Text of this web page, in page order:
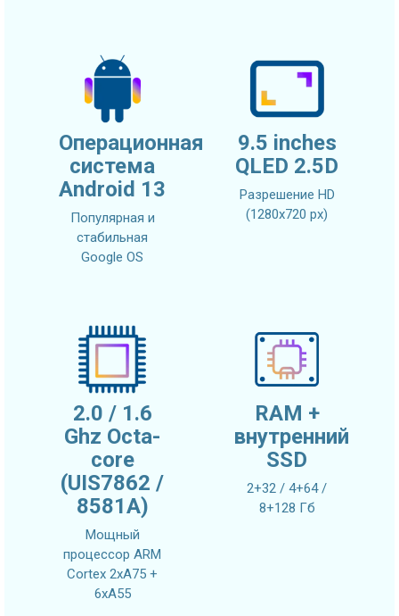
Операционная
система
Android 13
Популярная и
стабильная
Google OS
9.5 inches
QLED 2.5D
Разрешение HD
(1280х720 px)
2.0 / 1.6
Ghz Octa-
core
(UIS7862 /
8581A)
Мощный
процессор ARM
Cortex 2xA75 +
6xA55
RAM +
внутренний
SSD
2+32 / 4+64 /
8+128 Гб